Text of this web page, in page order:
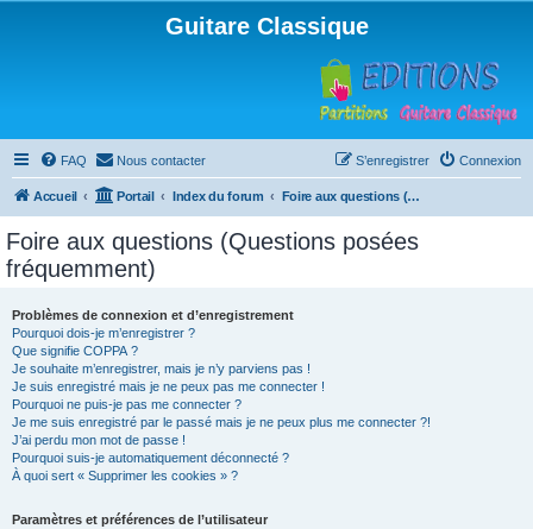
Guitare Classique
FAQ Nous contacter Connexion
S’enregistrer
Accueil Portail Index du forum Foire aux questions (Questions posées fréquemment)
Foire aux questions (Questions posées
fréquemment)
Problèmes de connexion et d’enregistrement
Pourquoi dois-je m’enregistrer ?
Que signifie COPPA ?
Je souhaite m’enregistrer, mais je n’y parviens pas !
Je suis enregistré mais je ne peux pas me connecter !
Pourquoi ne puis-je pas me connecter ?
Je me suis enregistré par le passé mais je ne peux plus me connecter ?!
J’ai perdu mon mot de passe !
Pourquoi suis-je automatiquement déconnecté ?
À quoi sert « Supprimer les cookies » ?
Paramètres et préférences de l’utilisateur